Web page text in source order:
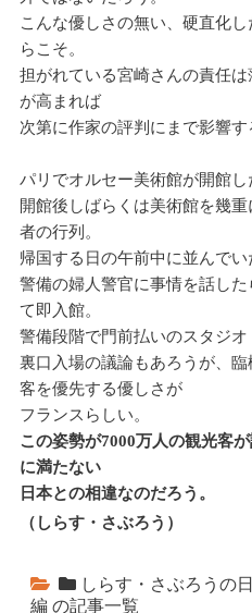
こんな優しさの無い、硬直化
らこそ。
担がれている宮崎さんの責任
が高まれば
次第に作家の評判にまで影響す
パリでオルセー美術館が開館し
開館後しばらくは美術館を幾
者の行列。
帰国する日の午前中に並んでい
警備の婦人警官に事情を話し
て即入館。
警備段階で門前払いのスタジオ
裏口入場の議論もあろうが、
客を優先する優しさが
フランスらしい。
この姿勢が7000万人の観光客
に満たない
日本との相違なのだろう。
（しらす・さぶろう）
しらす・さぶろうの
編 の記事一覧